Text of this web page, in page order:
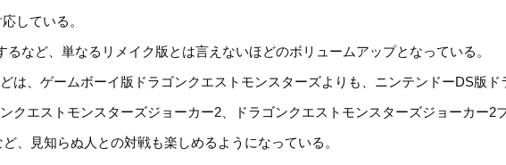
している。
るなど、単なるリメイク版とは言えないほどのボリュームアップとなっている。
は、ゲームボーイ版ドラゴンクエストモンスターズよりも、ニンテンドーDS版
クエストモンスターズジョーカー2、ドラゴンクエストモンスターズジョーカー2
、見知らぬ人との対戦も楽しめるようになっている。